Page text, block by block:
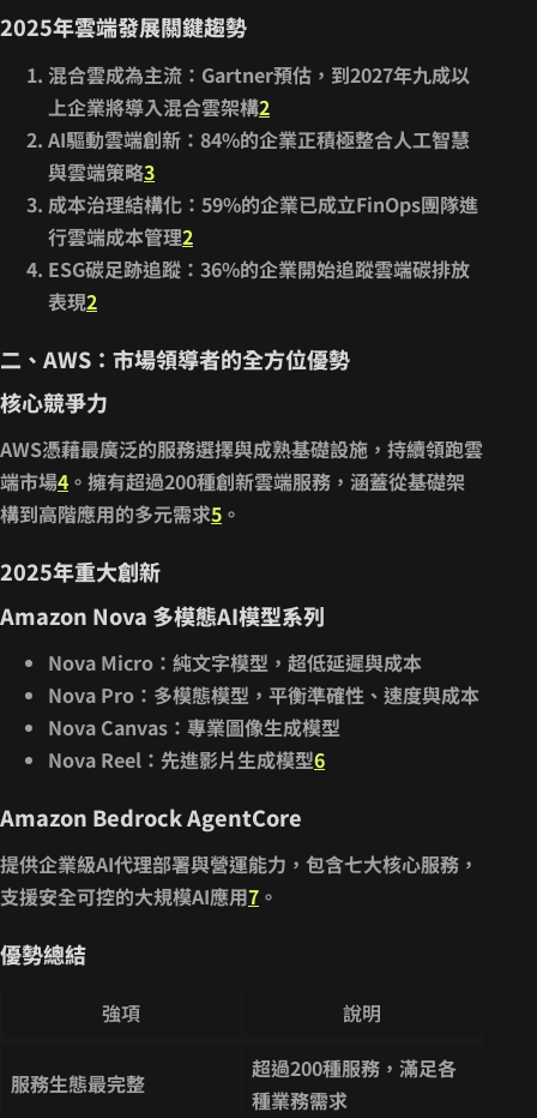
2025年雲端發展關鍵趨勢
混合雲成為主流 ：Gartner預估，到2027年九成以
上企業將導入混合雲架構2
AI驅動雲端創新 ：84%的企業正積極整合人工智慧
與雲端策略3
成本治理結構化 ：59%的企業已成立FinOps團隊進
行雲端成本管理2
ESG碳足跡追蹤 ：36%的企業開始追蹤雲端碳排放
表現2
二、AWS：市場領導者的全方位優勢
核心競爭力
AWS憑藉最廣泛的服務選擇與成熟基礎設施 ，持續領跑雲
端市場4 。擁有超過200種創新雲端服務，涵蓋從基礎架
構到高階應用的多元需求5 。
2025年重大創新
Amazon Nova 多模態AI模型系列
Nova Micro ：純文字模型，超低延遲與成本
Nova Pro ：多模態模型，平衡準確性、速度與成本
Nova Canvas ：專業圖像生成模型
Nova Reel ：先進影片生成模型6
Amazon Bedrock AgentCore
提供企業級AI代理部署與營運能力，包含七大核心服務，
支援安全可控的大規模AI應用7 。
優勢總結
強項 說明
服務生態最完整
超過200種服務，滿足各
種業務需求